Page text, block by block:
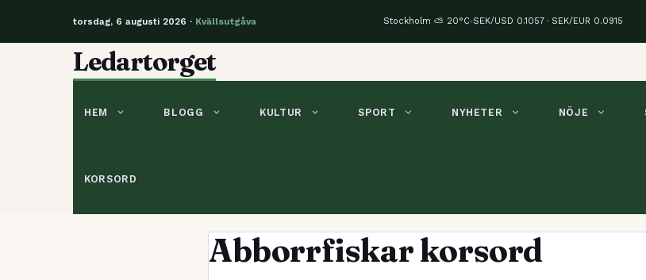
torsdag, 6 augusti 2026 · Kvällsutgåva Stockholm ⛅ 20°C SEK/USD 0.1057 · SEK/EUR 0.0915
Ledartorget
HEM BLOGG KULTUR SPORT NYHETER NÖJE
KORSORD
Abborrfiskar korsord